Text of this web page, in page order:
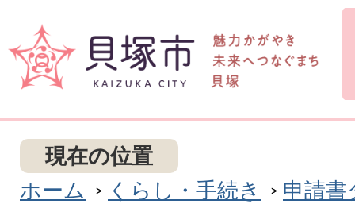
現在の位置
ホーム
くらし・手続き 申請書